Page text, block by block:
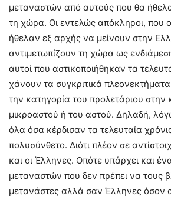
μεταναστών από αυτούς που θα
τη χώρα. Οι εντελώς απόκληροι, που
ήθελαν εξ αρχής να μείνουν στην
αντιμετωπίζουν τη χώρα ως
αυτοί που αστικοποιήθηκαν τα
χάνουν τα συγκριτικά
την κατηγορία του προλετάριου στην
μικροαστού ή του αστού. Δηλαδή,
όλα όσα κέρδισαν τα τελευταία
πολυσύνθετο. Διότι πλέον σε
και οι Έλληνες. Οπότε υπάρχει και
μεταναστών που δεν πρέπει να τους
μετανάστες αλλά σαν Έλληνες όσον